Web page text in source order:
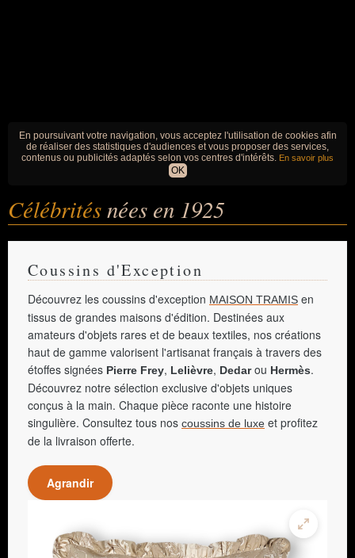
En poursuivant votre navigation, vous acceptez l'utilisation de cookies afin
de réaliser des statistiques d'audiences et vous proposer des services,
contenus ou publicités adaptés selon vos centres d'intérêts. En savoir plus
OK
Célébritésnées en 1925
Coussins d'Exception
Découvrez les coussins d'exception MAISON TRAMIS en
tissus de grandes maisons d'édition. Destinées aux
amateurs d'objets rares et de beaux textiles, nos créations
haut de gamme valorisent l'artisanat français à travers des
étoffes signées Pierre Frey, Lelièvre, Dedarou Hermès.
Découvrez notre sélection exclusive d'objets uniques
conçus à la main. Chaque pièce raconte une histoire
singulière. Consultez tous nos coussins de luxe et profitez
de la livraison offerte.
Agrandir